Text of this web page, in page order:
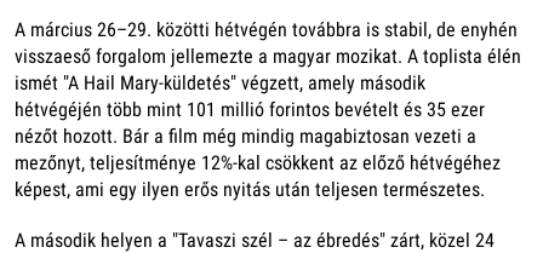
A március 26–29. közötti hétvégén továbbra is stabil, de enyhén
visszaeső forgalom jellemezte a magyar mozikat. A toplista élén
ismét "A Hail Mary-küldetés" végzett, amely második
hétvégéjén több mint 101 millió forintos bevételt és 35 ezer
nézőt hozott. Bár a film még mindig magabiztosan vezeti a
mezőnyt, teljesítménye 12%-kal csökkent az előző hétvégéhez
képest, ami egy ilyen erős nyitás után teljesen természetes.
A második helyen a "Tavaszi szél – az ébredés" zárt, közel 24